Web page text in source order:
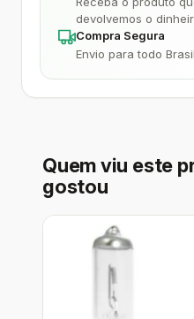
devolvemos o
Compra Segura
Envio para todo
Quem viu este
gostou